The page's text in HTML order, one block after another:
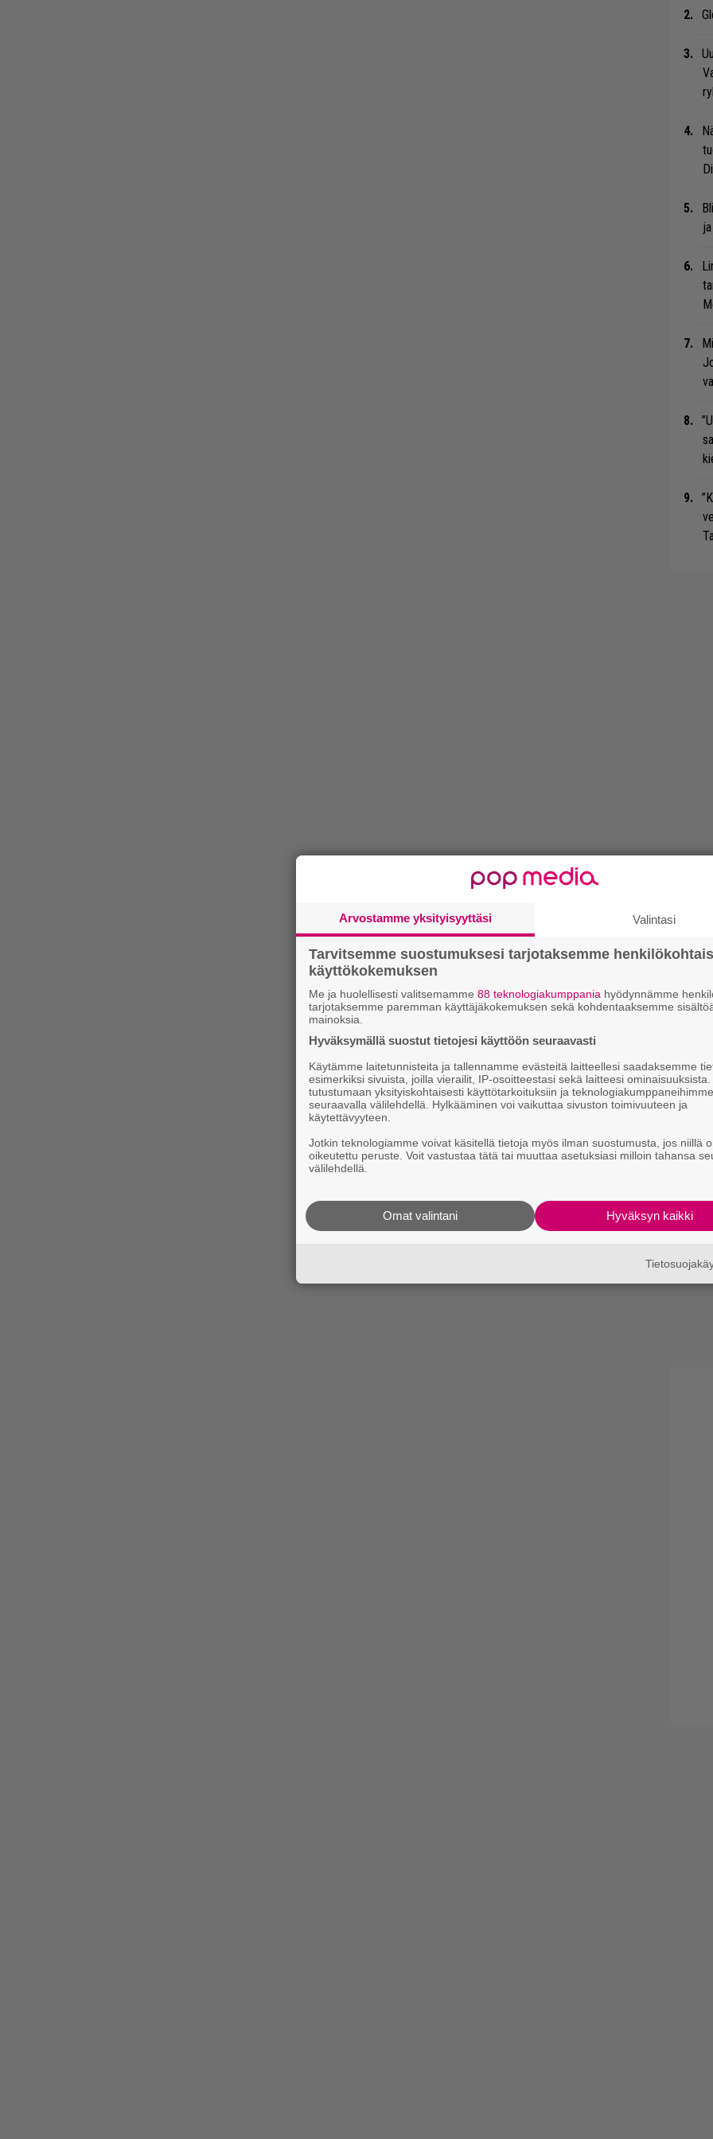
Arvostamme yksityisyyttäsi Valintasi
Tarvitsemme suostumuksesi tarjotaksemme
käyttökokemuksen
Me ja huolellisesti valitsemamme 88 teknologiakumppania hyödynnämme
tarjotaksemme paremman käyttäjäkokemuksen sekä kohdentaaksemme
mainoksia.
Hyväksymällä suostut tietojesi käyttöön seuraavasti
Käytämme laitetunnisteita ja tallennamme evästeitä laitteellesi saadaksemme
esimerkiksi sivuista, joilla vierailit, IP-osoitteestasi sekä laitteesi
tutustumaan yksityiskohtaisesti käyttötarkoituksiin ja teknologiakumppaneihimme
seuraavalla välilehdellä. Hylkääminen voi vaikuttaa sivuston toimivuuteen ja
käytettävyyteen.
Jotkin teknologiamme voivat käsitellä tietoja myös ilman suostumusta, jos niillä
oikeutettu peruste. Voit vastustaa tätä tai muuttaa asetuksiasi milloin tahansa
välilehdellä.
Hyväksyn kaikki
Omat valintani